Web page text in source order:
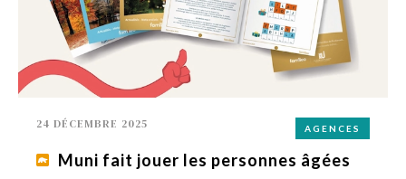
AGENCES
24 DÉCEMBRE 2025
Muni fait jouer les personnes âgées